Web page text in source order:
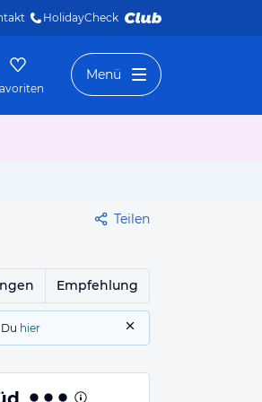
HolidayCheck
Menü
Teilen
Empfehlung
hier